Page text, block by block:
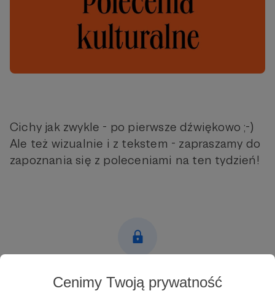
Cenimy Twoją prywatność
Cichy jak zwykle - po pierwsze dźwiękowo ;-)
Ale też wizualnie i z tekstem - zapraszamy do
zapoznania się z poleceniami na ten tydzień!
Post dostępny tylko dla Patronów